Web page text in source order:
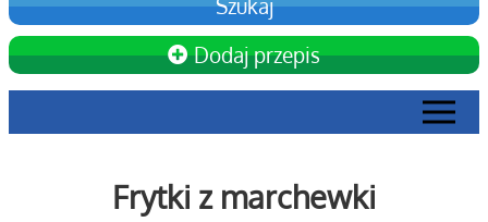
Dodaj przepis
Frytki z marchewki